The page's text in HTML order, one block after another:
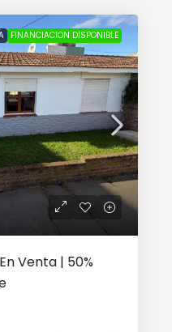
FINANCIACION DISPONIBLE
Venta | 50%